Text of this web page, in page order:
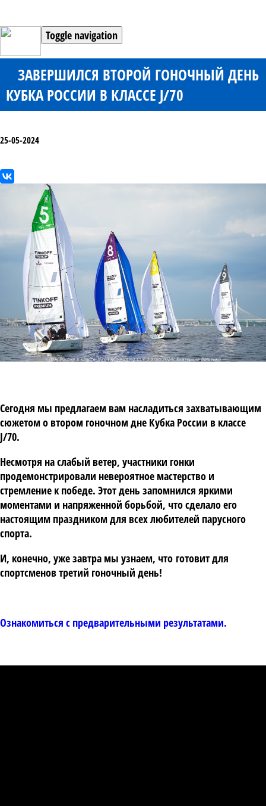
Toggle navigation
ЗАВЕРШИЛСЯ ВТОРОЙ ГОНОЧНЫЙ ДЕНЬ
КУБКА РОССИИ В КЛАССЕ J/70
25-05-2024
Сегодня мы предлагаем вам насладиться захватывающим
сюжетом о втором гоночном дне Кубка России в классе
J/70.
Несмотря на слабый ветер, участники гонки
продемонстрировали невероятное мастерство и
стремление к победе. Этот день запомнился яркими
моментами и напряженной борьбой, что сделало его
настоящим праздником для всех любителей парусного
спорта.
И, конечно, уже завтра мы узнаем, что готовит для
спортсменов третий гоночный день!
Ознакомиться с предварительными результатами.